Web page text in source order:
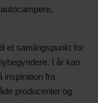
et samlingspunkt for
I år kan
inspiration fra
producenter og